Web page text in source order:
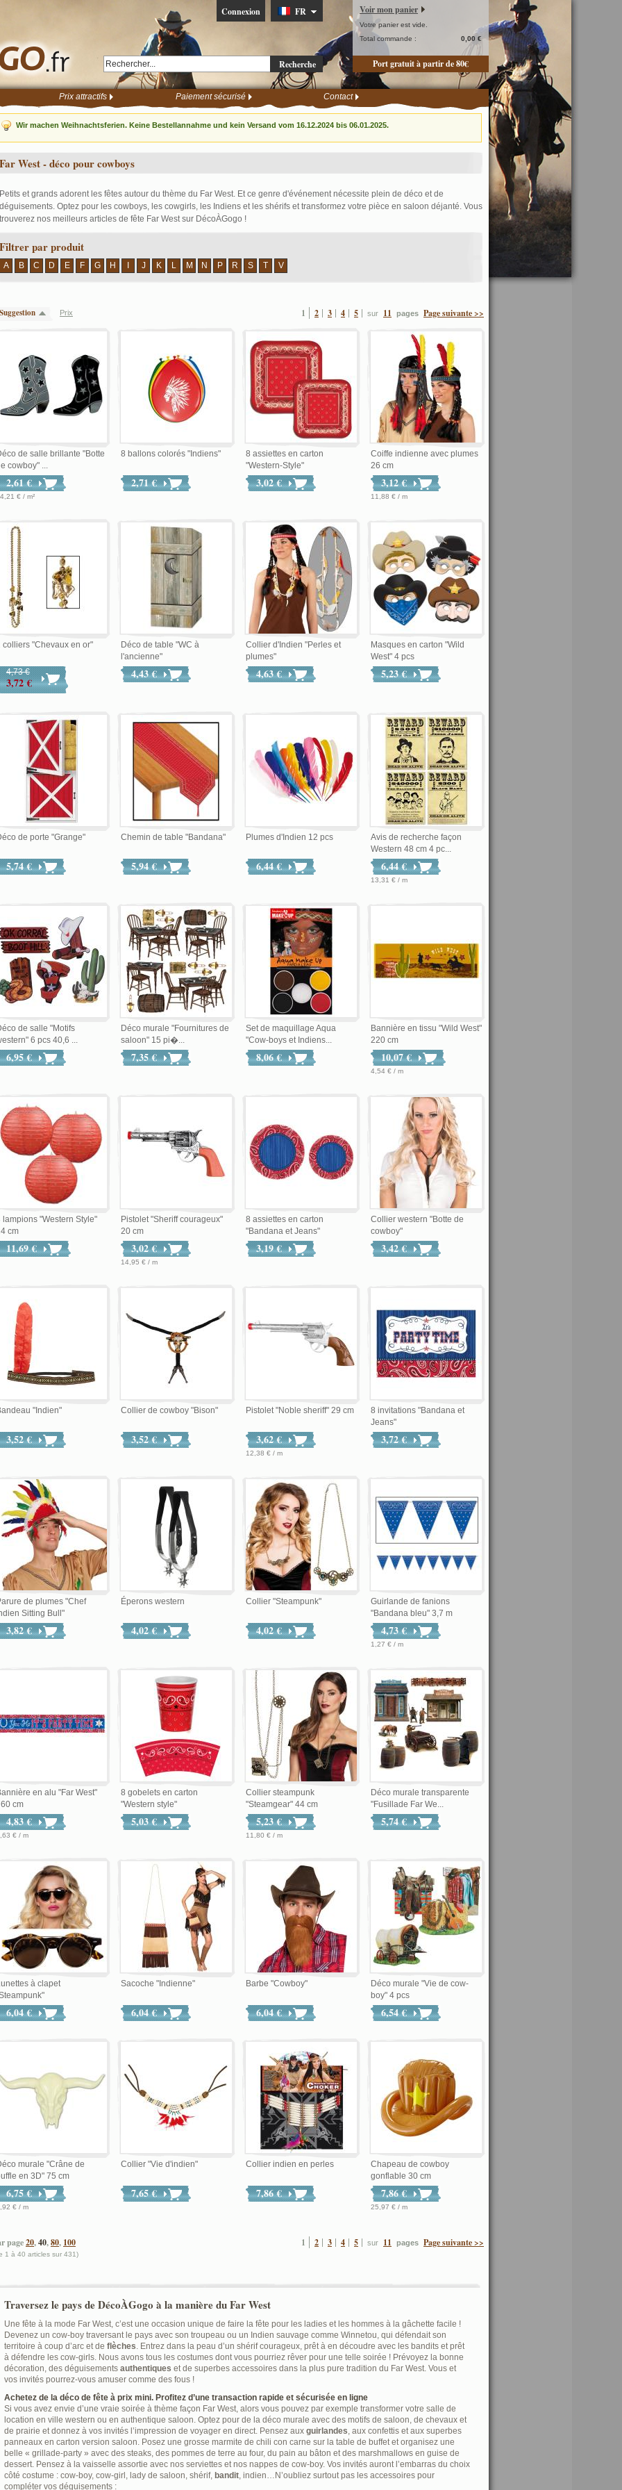
Recherche
Connexion FR Voir mon panier
Votre panier est vide.
Total commande :
0,00 €
Port gratuit à partir de 80€
Prix attractifs Paiement sécurisé Contact
Wir machen Weihnachtsferien. Keine Bestellannahme und kein Versand vom 16.12.2024 bis 06.01.2025.
Far West - déco pour cowboys
Petits et grands adorent les fêtes autour du thème du Far West. Et ce genre d'événement nécessite plein de déco et de
déguisements. Optez pour les cowboys, les cowgirls, les Indiens et les shérifs et transformez votre pièce en saloon déjanté. Vous
trouverez nos meilleurs articles de fête Far West sur DécoÀGogo !
Filtrer par produit
A B C D E F G H J K L M N P R S T V
1 2 3 4 5 sur 11 pages Page suivante >>
Suggestion Prix
de salle brillante "Botte
cowboy" ...
2,61 €
€ / m²
8 ballons colorés "Indiens"
2,71 €
8 assiettes en carton
"Western-Style"
3,02 €
Coiffe indienne avec plumes
26 cm
3,12 €
11,88 € / m
colliers "Chevaux en or"
4,73 €
3,72 €
Déco de table "WC à
l'ancienne"
4,43 €
Collier d'Indien "Perles et
plumes"
4,63 €
Masques en carton "Wild
West" 4 pcs
5,23 €
de porte "Grange"
5,74 €
Chemin de table "Bandana"
5,94 €
Plumes d'Indien 12 pcs
6,44 €
Avis de recherche façon
Western 48 cm 4 pc...
6,44 €
13,31 € / m
de salle "Motifs
6 pcs 40,6 ...
6,95 €
Déco murale "Fournitures de
saloon" 15 pi�...
7,35 €
Set de maquillage Aqua
"Cow-boys et Indiens...
8,06 €
Bannière en tissu "Wild West"
220 cm
10,07 €
4,54 € / m
lampions "Western Style"
cm
11,69 €
Pistolet "Sheriff courageux"
20 cm
3,02 €
14,95 € / m
8 assiettes en carton
"Bandana et Jeans"
3,19 €
Collier western "Botte de
cowboy"
3,42 €
"Indien"
3,52 €
Collier de cowboy "Bison"
3,52 €
Pistolet "Noble sheriff" 29 cm
3,62 €
12,38 € / m
8 invitations "Bandana et
Jeans"
3,72 €
de plumes "Chef
Sitting Bull"
3,82 €
Éperons western
4,02 €
Collier "Steampunk"
4,02 €
Guirlande de fanions
"Bandana bleu" 3,7 m
4,73 €
1,27 € / m
en alu "Far West"
cm
4,83 €
€ / m
8 gobelets en carton
"Western style"
5,03 €
Collier steampunk
"Steamgear" 44 cm
5,23 €
11,80 € / m
Déco murale transparente
"Fusillade Far We...
5,74 €
à clapet
6,04 €
Sacoche "Indienne"
6,04 €
Barbe "Cowboy"
6,04 €
Déco murale "Vie de cow-
boy" 4 pcs
6,54 €
murale "Crâne de
en 3D" 75 cm
6,75 €
€ / m
Collier "Vie d'indien"
7,65 €
Collier indien en perles
7,86 €
Chapeau de cowboy
gonflable 30 cm
7,86 €
25,97 € / m
page20,40,80, 100
1 à 40 articles sur 431)
1 2 3 4 5 sur 11 pages Page suivante >>
Traversez le pays de DécoÀGogo à la manière du Far West
Une fête à la mode Far West, c’est une occasion unique de faire la fête pour les ladies et les hommes à la gâchette facile !
Devenez un cow-boy traversant le pays avec son troupeau ou un Indien sauvage comme Winnetou, qui défendait son
territoire à coup d’arc et de flèches. Entrez dans la peau d’un shérif courageux, prêt à en découdre avec les bandits et prêt
à défendre les cow-girls. Nous avons tous les costumes dont vous pourriez rêver pour une telle soirée ! Prévoyez la bonne
décoration, des déguisements authentiques et de superbes accessoires dans la plus pure tradition du Far West. Vous et
vos invités pourrez-vous amuser comme des fous !
Achetez de la déco de fête à prix mini. Profitez d’une transaction rapide et sécurisée en ligne
Si vous avez envie d’une vraie soirée à thème façon Far West, alors vous pouvez par exemple transformer votre salle de
location en ville western ou en authentique saloon. Optez pour de la déco murale avec des motifs de saloon, de chevaux et
de prairie et donnez à vos invités l’impression de voyager en direct. Pensez aux guirlandes, aux confettis et aux superbes
panneaux en carton version saloon. Posez une grosse marmite de chili con carne sur la table de buffet et organisez une
belle « grillade-party » avec des steaks, des pommes de terre au four, du pain au bâton et des marshmallows en guise de
dessert. Pensez à la vaisselle assortie avec nos serviettes et nos nappes de cow-boy. Vos invités auront l’embarras du choix
côté costume : cow-boy, cow-girl, lady de saloon, shérif, bandit, indien…N’oubliez surtout pas les accessoires pour
compléter vos déguisements :